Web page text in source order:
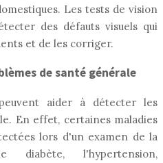
Les tests de vision
des défauts visuels qui
et de les corriger.
de santé générale
aider à détecter les
En effet, certaines maladies
lors d'un examen de la
l'hypertension,